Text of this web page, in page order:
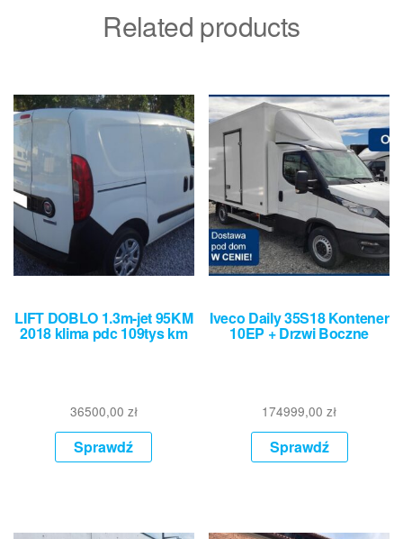
Related products
LIFT DOBLO 1.3m-jet 95KM
2018 klima pdc 109tys km
36500,00 zł
Sprawdź
Iveco Daily 35S18 Kontener
10EP + Drzwi Boczne
174999,00zł
Sprawdź